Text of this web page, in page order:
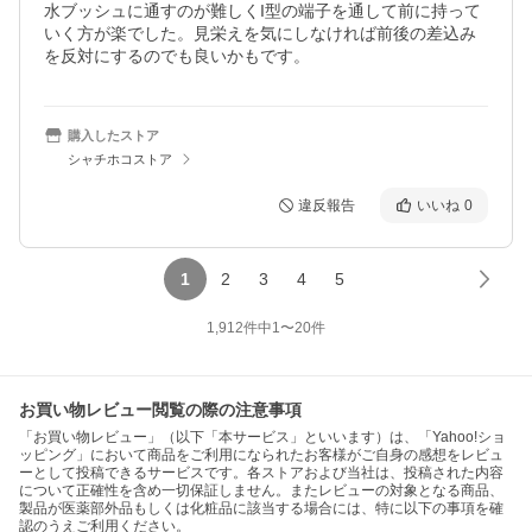
水ブッシュに通すのが難しくI型の端子を通して前に持って
いく方が楽でした。見栄えを気にしなければ前後の差込み
を反対にするのでも良いかもです。
購入したストア
シャチホコストア
違反報告 いいね 0
1 2 3 4 5
1,912件中1〜20件
お買い物レビュー閲覧の際の注意事項
「お買い物レビュー」（以下「本サービス」といいます）は、「Yahoo!ショ
ッピング」において商品をご利用になられたお客様がご自身の感想をレビュ
ーとして投稿できるサービスです。各ストアおよび当社は、投稿された内容
について正確性を含め一切保証しません。またレビューの対象となる商品、
製品が医薬部外品もしくは化粧品に該当する場合には、特に以下の事項を確
認のうえご利用ください。